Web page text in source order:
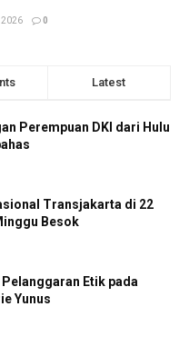
2026 0
Latest
Perempuan DKI dari Hulu
Transjakarta di 22
Besok
Etik pada
Yunus